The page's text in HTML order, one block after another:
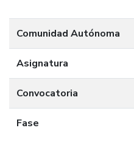
Comunidad Autónoma
Asignatura
Convocatoria
Fase